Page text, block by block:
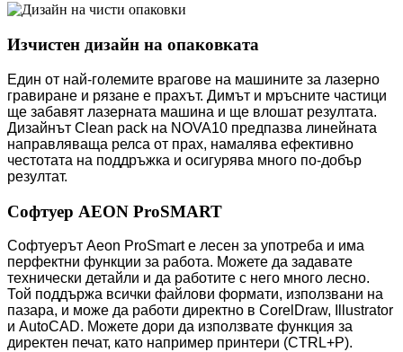
Изчистен дизайн на опаковката
Един от най-големите врагове на машините за лазерно
гравиране и рязане е прахът. Димът и мръсните частици
ще забавят лазерната машина и ще влошат резултата.
Дизайнът Clean pack на NOVA10 предпазва линейната
направляваща релса от прах, намалява ефективно
честотата на поддръжка и осигурява много по-добър
резултат.
Софтуер AEON ProSMART
Софтуерът Aeon ProSmart е лесен за употреба и има
перфектни функции за работа. Можете да задавате
технически детайли и да работите с него много лесно.
Той поддържа всички файлови формати, използвани на
пазара, и може да работи директно в CorelDraw, Illustrator
и AutoCAD. Можете дори да използвате функция за
директен печат, като например принтери (CTRL+P).